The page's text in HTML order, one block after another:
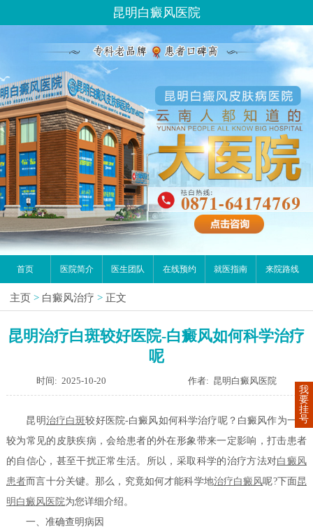
昆明白癜风医院
首页 医院简介 医生团队 在线预约 就医指南 来院路线
主页 > 白癜风治疗 > 正文
昆明治疗白斑较好医院-白癜风如何科学治疗
呢
时间: 2025-10-20 作者: 昆明白癜风医院
昆明治疗白斑较好医院-白癜风如何科学治疗呢？白癜风作为一种
较为常见的皮肤疾病，会给患者的外在形象带来一定影响，打击患者
的自信心，甚至干扰正常生活。所以，采取科学的治疗方法对白癜风
患者而言十分关键。那么，究竟如何才能科学地治疗白癜风呢?下面昆
明白癜风医院为您详细介绍。
一、准确查明病因
我
要
挂
号